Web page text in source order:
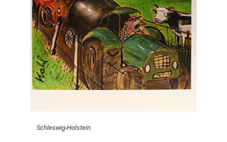
Schleswig-Holstein